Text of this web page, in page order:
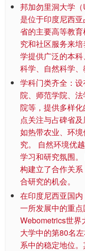
邦加勿里洞大学（
是位于印度尼西
省的主要高等教
究和社区服务来
学提供广泛的本
科学、自然科学、
学科门类齐全：
院、师范学院、
院等，提供多样
点关注与占碑省
如热带农业、环
究。 自然环境优
学习和研究氛围
构建立了合作关
合研究的机会。
在印度尼西亚国
一所发展中的重
Webometrics世界
大学中的第80名
系中的稳定地位。